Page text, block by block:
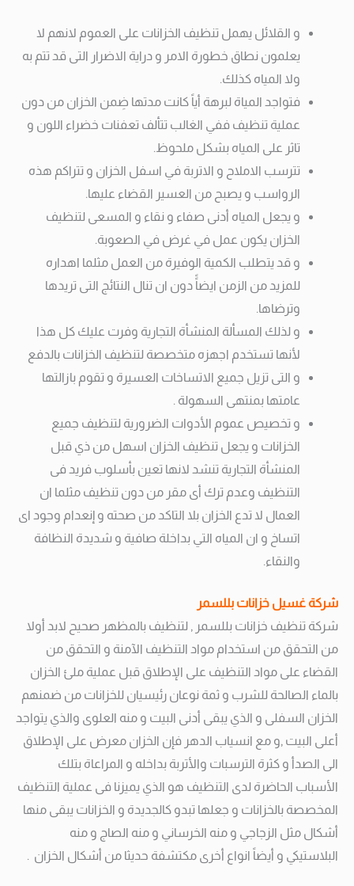
و القلائل يهمل تنظيف الخزانات على العموم لانهم لا
يعلمون نطاق خطورة الامر و دراية الاضرار التى قد تتم به
ولا المياه كذلك.
فتواجد المياة لبرهة أياً كانت مدتها ضِمن الخزان من دون
عملية تنظيف ففي الغالب تتألف تعفنات خضراء اللون و
تاثر على المياه بشكل ملحوظ.
تترسب الاملاح و الاتربة في اسفل الخزان و تتراكم هذه
الرواسب و يصبح من العسير القضاء عليها.
و يجعل المياه أدنى صفاء و نقاء و المسعى لتنظيف
الخزان يكون عمل في غرض في الصعوبة.
و قد يتطلب الكمية الوفيرة من العمل مثلما اهداره
للمزيد من الزمن ايضاًً دون ان تنال النتائج التى تريدها
وترضاها.
و لذلك المسألة المنشأة التجارية وفرت عليك كل هذا
لأنها تستخدم اجهزه متخصصة لتنظيف الخزانات بالدفع
و التى تزيل جميع الاتساخات العسيرة و تقوم بازالتها
عامتها بمنتهى السهولة .
و تخصيص عموم الأدوات الضرورية لتنظيف جميع
الخزانات و يجعل تنظيف الخزان اسهل من ذي قبل
المنشأة التجارية تنشد لانها تعين بأسلوب فريد فى
التنظيف وعدم ترك أى مقر من دون تنظيف مثلما ان
العمال لا تدع الخزان بلا التاكد من صحته و إنعدام وجود اى
اتساخ و ان المياه التي بداخلة صافية و شديدة النظافة
والنقاء.
شركة غسيل خزانات بللسمر
شركة تنظيف خزانات بللسمر , لتنظيف بالمظهر صحيح لابد أولا
من التحقق من استخدام مواد التنظيف الآمنة و التحقق من
القضاء على مواد التنظيف على الإطلاق قبل عملية ملئ الخزان
بالماء الصالحة للشرب و ثمة نوعان رئيسيان للخزانات من ضمنهم
الخزان السفلى و الذي يبقى أدنى البيت و منه العلوى والذي يتواجد
أعلى البيت ,و مع انسياب الدهر فإن الخزان معرض على الإطلاق
الى الصدأ و كثرة الترسبات والأتربة بداخله و المراعاة بتلك
الأسباب الحاضرة لدى التنظيف هو الذي يميزنا فى عملية التنظيف
المخصصة بالخزانات و جعلها تبدو كالجديدة و الخزانات يبقى منها
أشكال مثل الزجاجي و منه الخرساني و منه الصاج و منه
البلاستيكي و أيضاً انواع أخرى مكتشفة حديثا من أشكال الخزان .